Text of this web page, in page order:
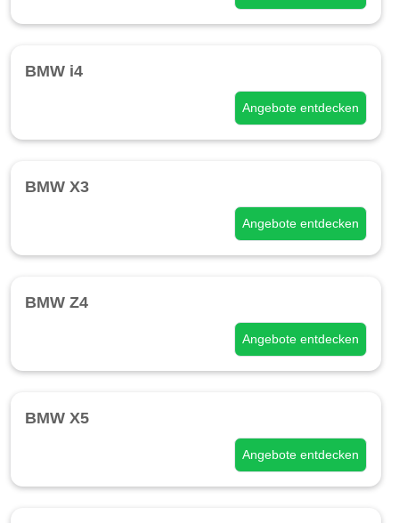
BMW i4
Angebote entdecken
BMW X3
Angebote entdecken
BMW Z4
Angebote entdecken
BMW X5
Angebote entdecken